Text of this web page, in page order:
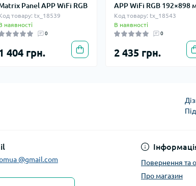
Panel APP WiFi RGB
товару: tx_18539
наявності
0
404 грн.
APP WiFi RGB 192×898
Код товару: tx_18543
В наявності
0
2 435 грн.
@gmail.com
Повернення та
Про магазин